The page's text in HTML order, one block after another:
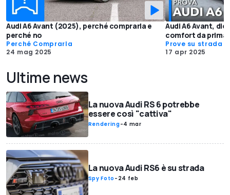
Audi A6 Avant (2025), perché comprarla e
perché no
Perché Comprarla
24 mag 2025
Audi A6 Avant,
comfort da prima
Prove su strada
17 apr 2025
Ultime news
La nuova Audi RS 6 potrebbe
essere così "cattiva"
Rendering-4 mar
La nuova Audi RS6 è su strada
Spy Foto - 24 feb